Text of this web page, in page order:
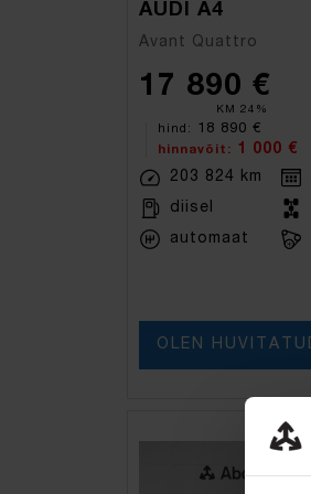
AUDI A4
Avant Quattro
17 890 €
KM 24%
hind: 18 890 €
hinnavõit:
1 000 €
203 824 km
diisel
automaat
OLEN